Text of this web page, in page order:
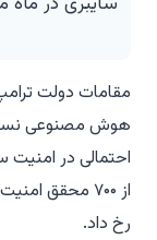
مقامات دولت ترامپ
هوش مصنوعی نسل
احتمالی در امنیت
از ۷۰۰ محقق
رخ داد.